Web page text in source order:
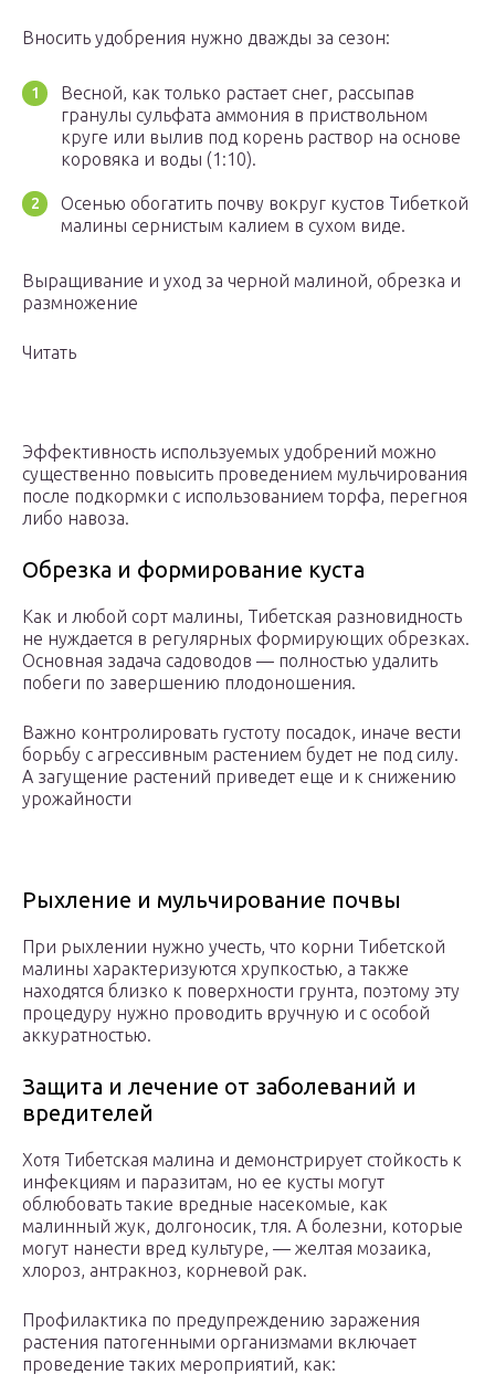
Вносить удобрения нужно дважды за сезон:
Весной, как только растает снег, рассыпав
гранулы сульфата аммония в приствольном
круге или вылив под корень раствор на основе
коровяка и воды (1:10).
Осенью обогатить почву вокруг кустов Тибеткой
малины сернистым калием в сухом виде.
Выращивание и уход за черной малиной, обрезка и
размножение
Читать
Эффективность используемых удобрений можно
существенно повысить проведением мульчирования
после подкормки с использованием торфа, перегноя
либо навоза.
Обрезка и формирование куста
Как и любой сорт малины, Тибетская разновидность
не нуждается в регулярных формирующих обрезках.
Основная задача садоводов — полностью удалить
побеги по завершению плодоношения.
Важно контролировать густоту посадок, иначе вести
борьбу с агрессивным растением будет не под силу.
А загущение растений приведет еще и к снижению
урожайности
Рыхление и мульчирование почвы
При рыхлении нужно учесть, что корни Тибетской
малины характеризуются хрупкостью, а также
находятся близко к поверхности грунта, поэтому эту
процедуру нужно проводить вручную и с особой
аккуратностью.
Защита и лечение от заболеваний и
вредителей
Хотя Тибетская малина и демонстрирует стойкость к
инфекциям и паразитам, но ее кусты могут
облюбовать такие вредные насекомые, как
малинный жук, долгоносик, тля. А болезни, которые
могут нанести вред культуре, — желтая мозаика,
хлороз, антракноз, корневой рак.
Профилактика по предупреждению заражения
растения патогенными организмами включает
проведение таких мероприятий, как: